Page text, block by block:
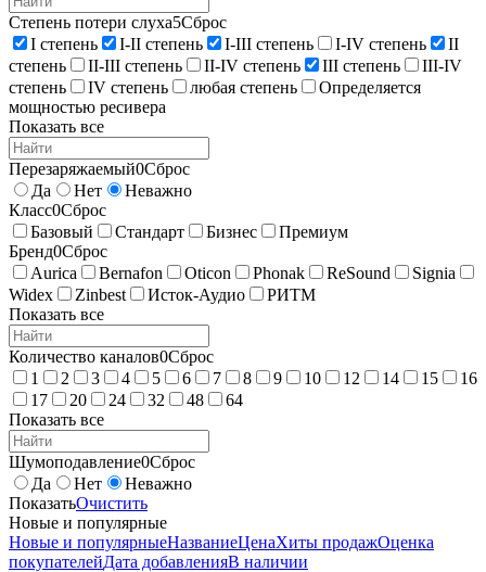
Степень потери слуха5Сброс
I степень
I-II степень I-III степень I-IV степень
II
степень
II-III степень II-IV степень III степень
III-IV
степень
IV степень любая степень
Определяется
мощностью ресивера
Показать все
Перезаряжаемый0Сброс
Да
Нет
Неважно
Класс0Сброс
Базовый
Стандарт Бизнес
Премиум
Бренд0Сброс
Aurica
Bernafon Oticon Phonak ReSound
Signia
Widex
Zinbest Исток-Аудио
РИТМ
Показать все
Количество каналов0Сброс
1
2 3 4 5 6 7 8 9 10 12 14 15
16
17
20 24 32 48
64
Показать все
Шумоподавление0Сброс
Да
Нет
Неважно
ПоказатьОчистить
Новые и популярные
Новые и популярныеНазваниеЦенаХиты продажОценка
покупателейДата добавленияВ наличии